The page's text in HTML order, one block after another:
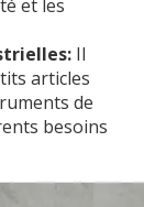
et les
Il
articles
de
besoins